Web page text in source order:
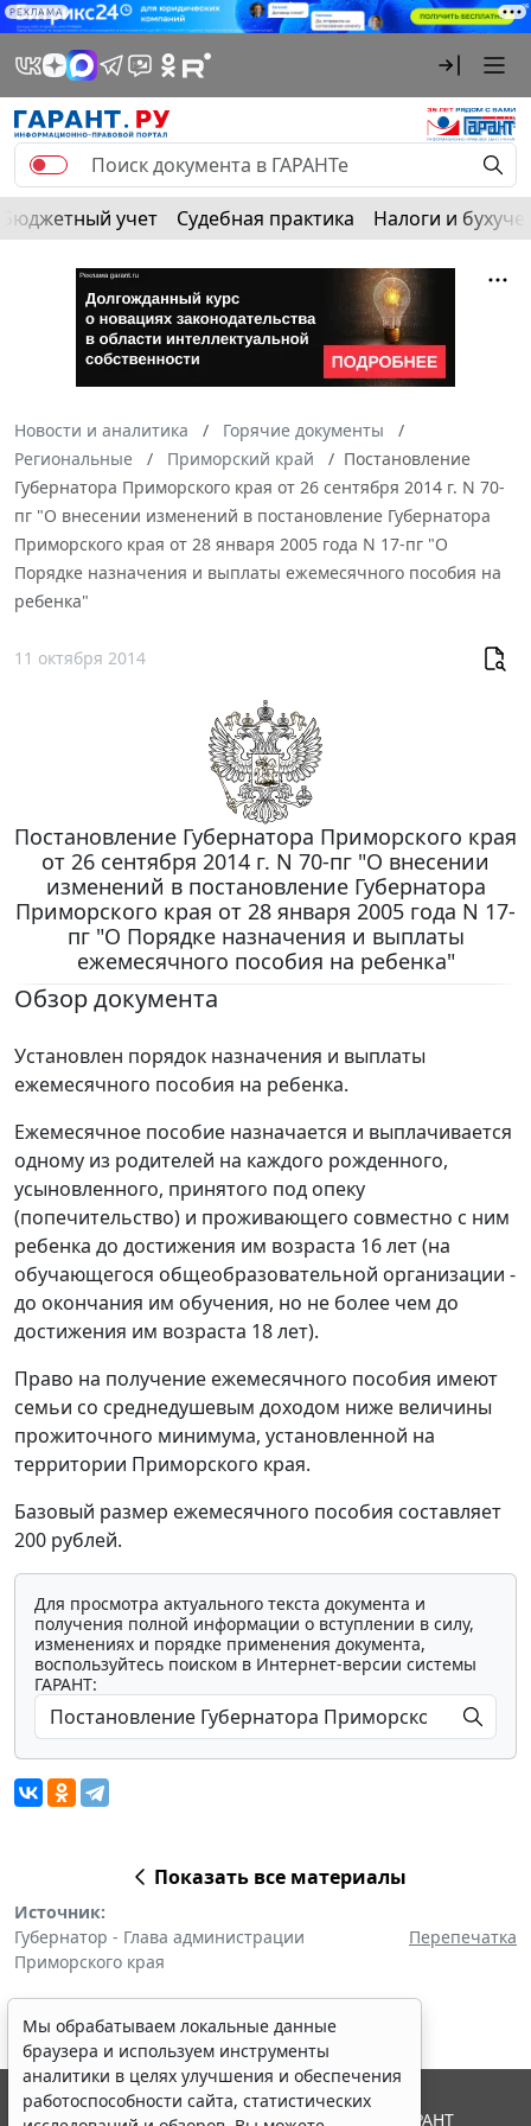
РЕКЛАМА
Бюджетный учет Судебная практика Налоги и
Новости и аналитика
Горячие документы
Региональные
Приморский край
Постановление
Губернатора Приморского края от 26 сентября 2014 г. N 70-
пг "О внесении изменений в постановление Губернатора
Приморского края от 28 января 2005 года N 17-пг "О
Порядке назначения и выплаты ежемесячного пособия на
ребенка"
11 октября 2014
Постановление Губернатора Приморского края
от 26 сентября 2014 г. N 70-пг "О внесении
изменений в постановление Губернатора
Приморского края от 28 января 2005 года N 17-
пг "О Порядке назначения и выплаты
ежемесячного пособия на ребенка"
Обзор документа
Установлен порядок назначения и выплаты
ежемесячного пособия на ребенка.
Ежемесячное пособие назначается и выплачивается
одному из родителей на каждого рожденного,
усыновленного, принятого под опеку
(попечительство) и проживающего совместно с ним
ребенка до достижения им возраста 16 лет (на
обучающегося общеобразовательной организации -
до окончания им обучения, но не более чем до
достижения им возраста 18 лет).
Право на получение ежемесячного пособия имеют
семьи со среднедушевым доходом ниже величины
прожиточного минимума, установленной на
территории Приморского края.
Базовый размер ежемесячного пособия составляет
200 рублей.
Для просмотра актуального текста документа и
получения полной информации о вступлении в силу,
изменениях и порядке применения документа,
воспользуйтесь поиском в Интернет-версии системы
ГАРАНТ:
Показать все материалы
Источник:
Губернатор - Глава администрации
Приморского края
Перепечатка
Мы обрабатываем локальные данные
браузера и используем инструменты
аналитики в целях улучшения и обеспечения
работоспособности сайта, статистических
© ООО "НПП "ГАРАНТ-СЕРВИС", 2026. Система ГАРАНТ